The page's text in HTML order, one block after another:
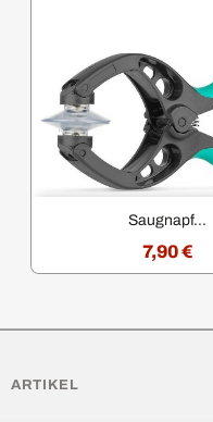
Saugnapf...
7,90 €
ARTIKEL